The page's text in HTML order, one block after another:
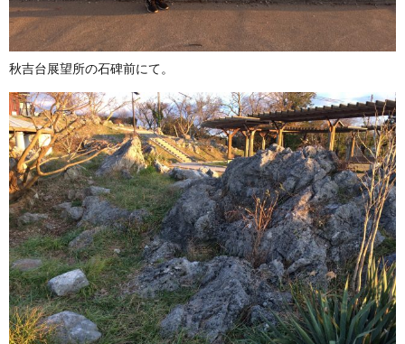
秋吉台展望所の石碑前にて。